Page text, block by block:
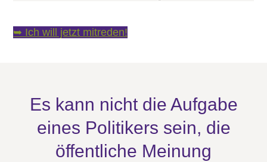
➥ Ich will jetzt mitreden!
Es kann nicht die Aufgabe
eines Politikers sein, die
öffentliche Meinung